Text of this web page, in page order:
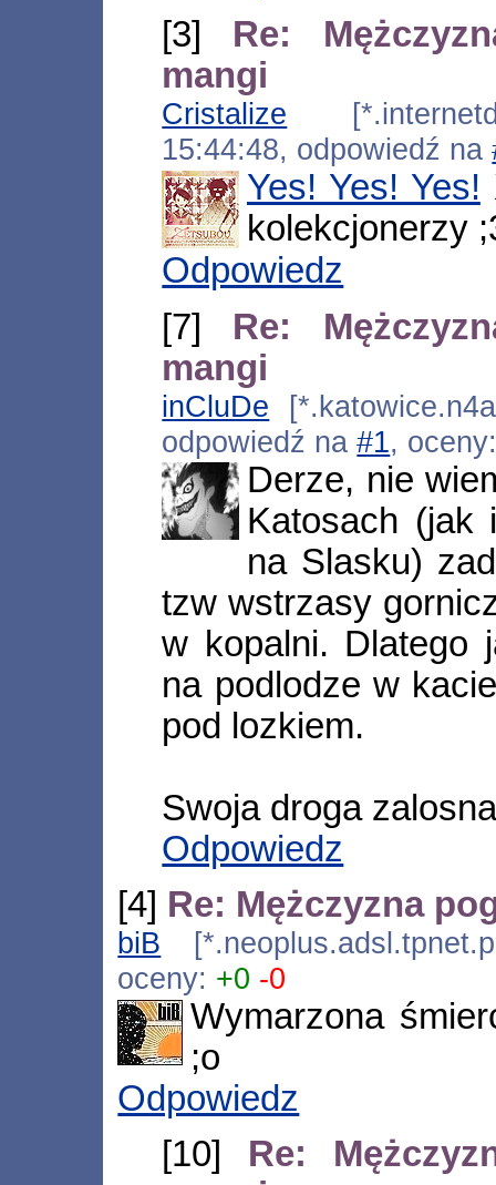
[3] Re:
mangi
Cristalize
15:44:48, odpowiedź na
Yes! Yes! Yes!
kolekcjonerzy
Odpowiedz
[7] Re:
mangi
inCluDe
odpowiedź na#1,
Derze, nie
Katosach (jak
na Slasku)
tzw wstrzasy
w kopalni. Dlatego
na podlodze w
pod lozkiem.
Swoja droga
Odpowiedz
[4] Re: Mężczyzna
biB
oceny: +0 -0
Wymarzona
;o
Odpowiedz
[10] Re: